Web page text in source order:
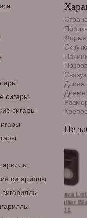
сигары
сигары
сигариллы
сигариллы
Длина:
Не
Lotus Omni